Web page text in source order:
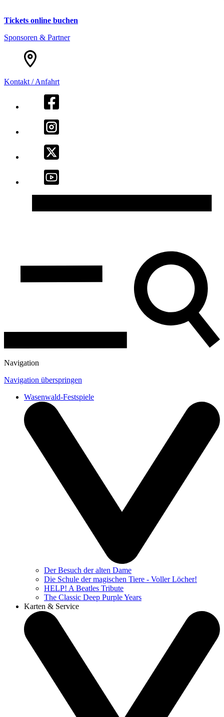
Tickets online buchen
Sponsoren & Partner
Kontakt / Anfahrt
Navigation
Navigation überspringen
Wasenwald-Festspiele
Der Besuch der alten Dame
Die Schule der magischen Tiere - Voller Löcher!
HELP! A Beatles Tribute
The Classic Deep Purple Years
Karten & Service